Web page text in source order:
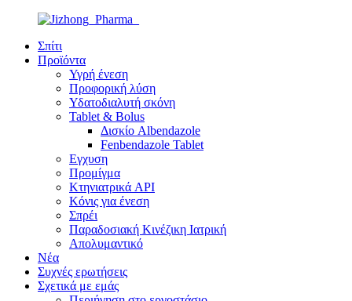
Σπίτι
Προϊόντα
Υγρή ένεση
Προφορική λύση
Υδατοδιαλυτή σκόνη
Tablet & Bolus
Δισκίο Albendazole
Fenbendazole Tablet
Εγχυση
Προμίγμα
Κτηνιατρικά API
Κόνις για ένεση
Σπρέι
Παραδοσιακή Κινέζικη Ιατρική
Απολυμαντικό
Νέα
Συχνές ερωτήσεις
Σχετικά με εμάς